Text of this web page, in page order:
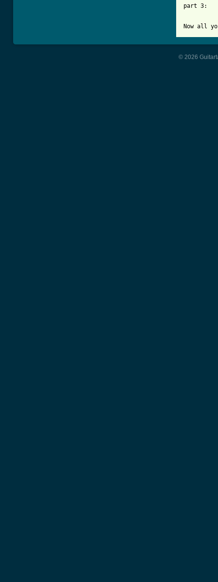
part 3:		G / / / || / / / / || A / / / || / / D/F# / || (repeat till finish)
© 2026